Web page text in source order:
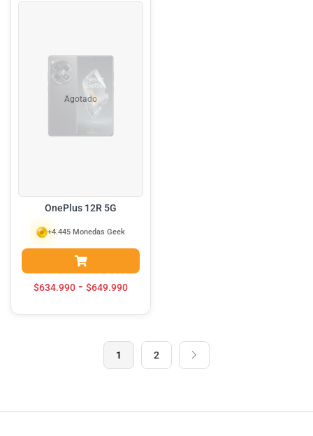
Agotado
OnePlus 12R 5G
$634.990 - $649.990
+4.445 Monedas Geek
1 2